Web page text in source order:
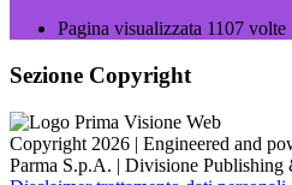
Pagina visualizzata 1107 volte
Sezione Copyright
Copyright 2026 | Engineered and
Parma S.p.A. | Divisione